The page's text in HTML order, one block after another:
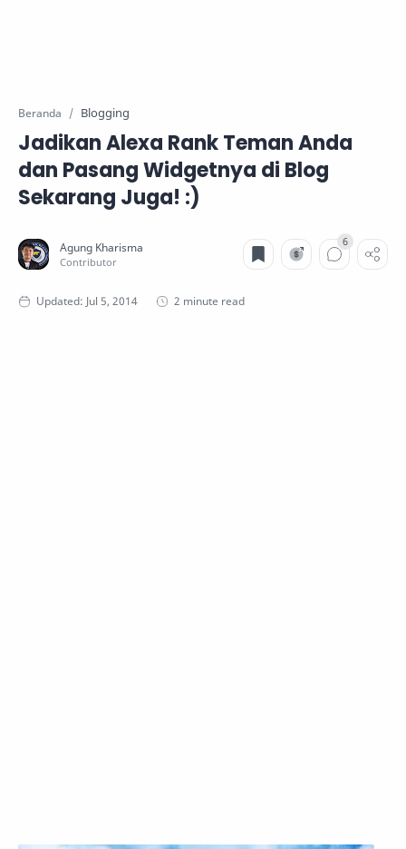
Beranda Blogging
Jadikan Alexa Rank Teman Anda
dan Pasang Widgetnya di Blog
Sekarang Juga! :)
2 minute read